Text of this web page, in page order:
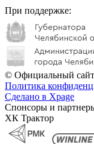
При поддержке:
© Официальный сайт
Политика
Сделано в Xpage
Спонсоры и
ХК Трактор